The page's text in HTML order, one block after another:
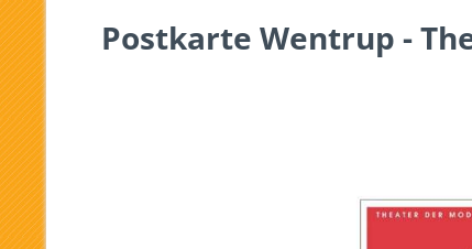
Postkarte Wentrup -